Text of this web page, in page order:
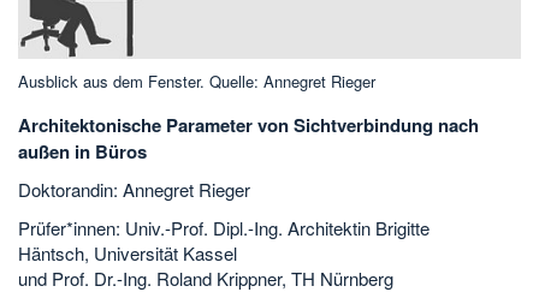
Ausblick aus dem Fenster. Quelle: Annegret Rieger
Architektonische Parameter von Sichtverbindung nach
außen in Büros
Doktorandin: Annegret Rieger
Prüfer*innen: Univ.-Prof. Dipl.-Ing. Architektin Brigitte
Häntsch, Universität Kassel
und Prof. Dr.-Ing. Roland Krippner, TH Nürnberg